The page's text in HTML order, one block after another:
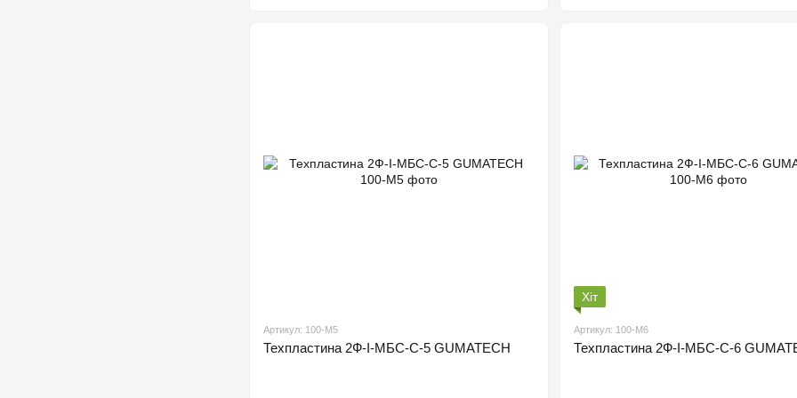
Артикул: 100-М5
Техпластина 2Ф-І-МБС-С-5 GUMATECH
Хіт
Артикул: 100-М6
Техпластина 2Ф-І-МБС-С-6